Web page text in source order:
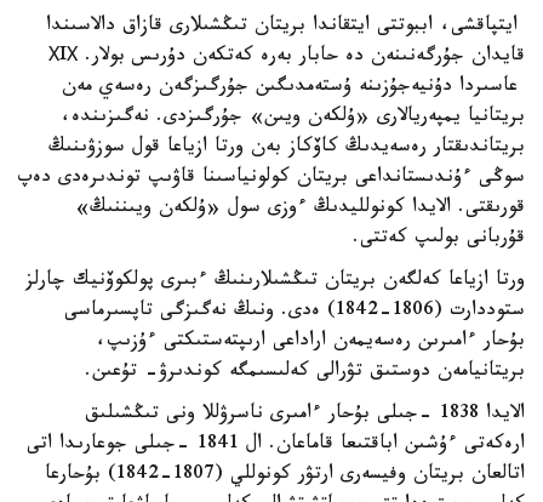
ايتپاقشى، اببوتتى ايتقاندا بريتان تىڭشىلارى قازاق دالاسىندا
عاسىردا دۇنيەجۇزىنە ۇستەمدىگىن جۇرگىزگەن رەسەي مەن
بريتانيا يمپەريالارى «ۇلكەن ويىن» جۇرگىزدى. نەگىزىندە،
بريتاندىقتار رەسەيدىڭ كاۆكاز بەن ورتا ازياعا قول سوزۋىنىڭ
سوڭى ءۇندىستانداعى بريتان كولونياسىنا قاۋىپ توندىرەدى دەپ
قورىقتى. الايدا كونولليدىڭ ءوزى سول «ۇلكەن ويىننىڭ»
قۇربانى بولىپ كەتتى.
ورتا ازياعا كەلگەن بريتان تىڭشىلارىنىڭ ءبىرى پولكوۆنيك چارلز
ستوددارت (1806-1842) ەدى. ونىڭ نەگىزگى تاپسىرماسى
بۇحار ءامىرىن رەسەيمەن اراداعى ارىپتەستىكتى ءۇزىپ،
بريتانيامەن دوستىق تۋرالى كەلىسىمگە كوندىرۋ- تۇعىن.
الايدا 1838 -جىلى بۇحار ءامىرى ناسرۋللا ونى تىڭشىلىق
ارەكەتى ءۇشىن اباقتىعا قاماعان. ال 1841 -جىلى جوعارىدا اتى
اتالعان بريتان وفيسەرى ارتۋر كونوللي (1807-1842) بۇحارعا